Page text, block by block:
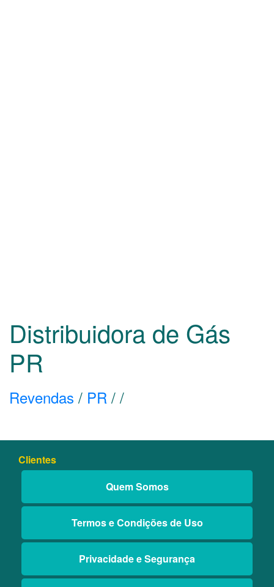
Distribuidora de Gás
PR
Revendas / PR / /
Clientes
Quem Somos
Termos e Condições de Uso
Privacidade e Segurança